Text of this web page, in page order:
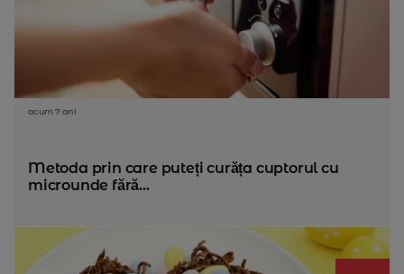
acum 7 ani
Metoda prin care puteți curăța cuptorul cu
microunde fără...